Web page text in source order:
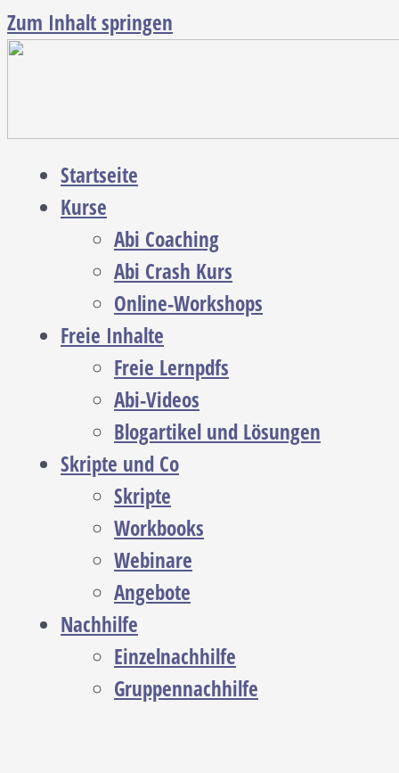
Zum Inhalt springen
Startseite
Kurse
Abi Coaching
Abi Crash Kurs
Online-Workshops
Freie Inhalte
Freie Lernpdfs
Abi-Videos
Blogartikel und Lösungen
Skripte und Co
Skripte
Workbooks
Webinare
Angebote
Nachhilfe
Einzelnachhilfe
Gruppennachhilfe